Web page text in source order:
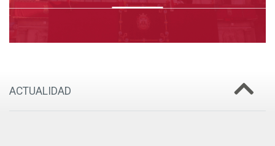
ACTUALIDAD